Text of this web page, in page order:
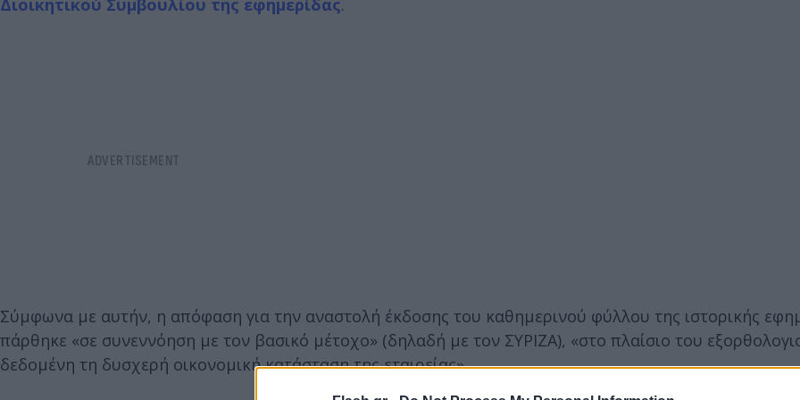
Διοικητικού Συμβουλίου της εφημερίδας.
Σύμφωνα με αυτήν, η απόφαση για την αναστολή έκδοσης του καθημερινού φύλλου της ιστορικής
πάρθηκε «σε συνεννόηση με τον βασικό μέτοχο» (δηλαδή με τον ΣΥΡΙΖΑ), «στο πλαίσιο του
δεδομένη τη δυσχερή οικονομική κατάσταση της εταιρείας».